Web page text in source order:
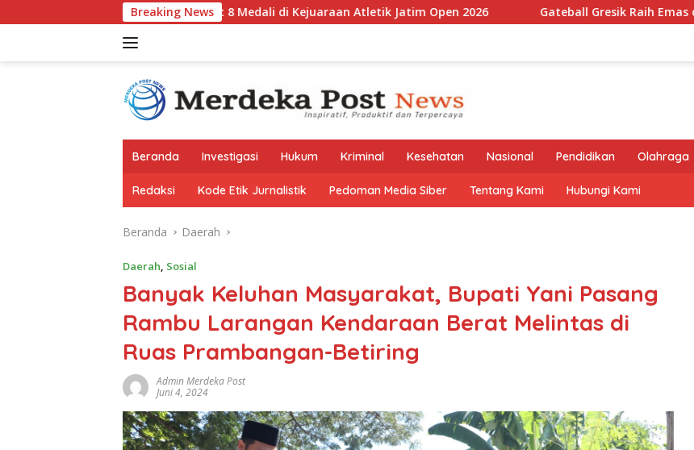
ke
Breaking News
Atletik Gresik Sabet 8 Medali di Kejuaraan Atletik Jatim Open 2026 Gateball Gresik Raih Emas di East Java
Beranda Investigasi Hukum Kriminal Kesehatan Nasional Pendidikan Olahraga
Redaksi Kode Etik Jurnalistik Pedoman Media Siber Tentang Kami Hubungi Kami
Beranda Daerah
Daerah, Sosial
Banyak Keluhan Masyarakat, Bupati Yani Pasang
Rambu Larangan Kendaraan Berat Melintas di
Ruas Prambangan-Betiring
Admin Merdeka Post
Juni 4, 2024